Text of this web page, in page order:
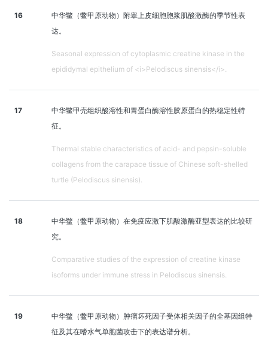
16
中华鳖（鳖甲原动物）附睾上皮细胞胞浆肌酸激酶的季节性表
达。
Seasonal expression of cytoplasmic creatine kinase in the
epididymal epithelium of <i>Pelodiscus sinensis</i>.
17
中华鳖甲壳组织酸溶性和胃蛋白酶溶性胶原蛋白的热稳定性特
征。
Thermal stable characteristics of acid- and pepsin-soluble
collagens from the carapace tissue of Chinese soft-shelled
turtle (Pelodiscus sinensis).
18
中华鳖（鳖甲原动物）在免疫应激下肌酸激酶亚型表达的比较研
究。
Comparative studies of the expression of creatine kinase
isoforms under immune stress in Pelodiscus sinensis.
19
中华鳖（鳖甲原动物）肿瘤坏死因子受体相关因子的全基因组特
征及其在嗜水气单胞菌攻击下的表达谱分析。